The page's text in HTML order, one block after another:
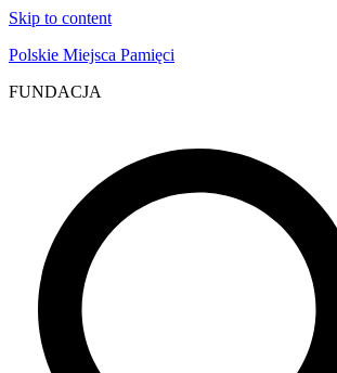
Skip to content
Polskie Miejsca Pamięci
FUNDACJA